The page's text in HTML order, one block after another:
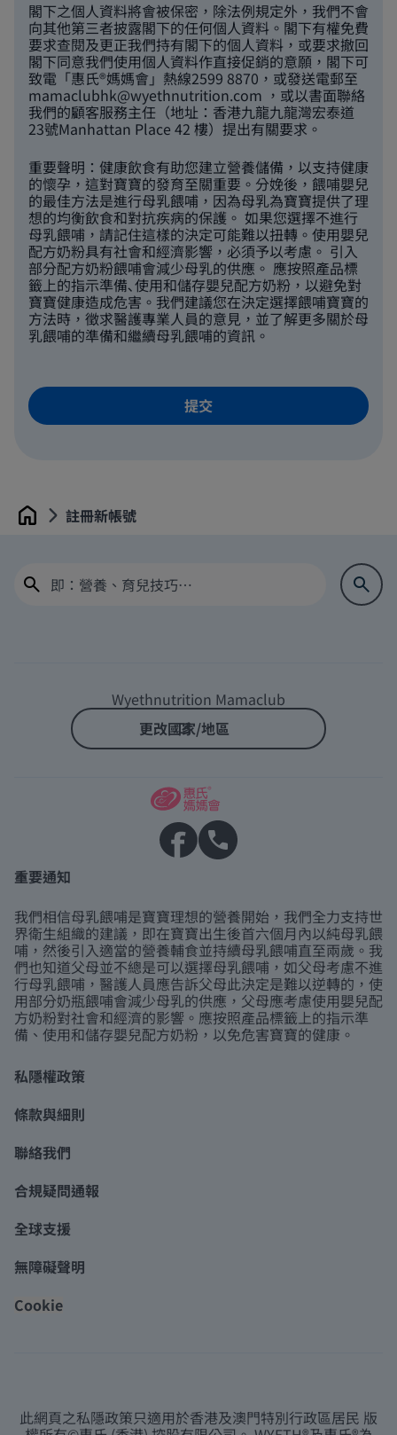
閣下之個人資料將會被保密，除法例規定外，我們不會
向其他第三者披露閣下的任何個人資料。閣下有權免費
要求查閱及更正我們持有閣下的個人資料，或要求撤回
閣下同意我們使用個人資料作直接促銷的意願，閣下可
致電「惠氏®媽媽會」熱線2599 8870，或發送電郵至
mamaclubhk@wyethnutrition.com ，或以書面聯絡
我們的顧客服務主任（地址：香港九龍九龍灣宏泰道
23號Manhattan Place 42 樓）提出有關要求。
重要聲明：健康飲食有助您建立營養儲備，以支持健康
的懷孕，這對寶寶的發育至關重要。分娩後，餵哺嬰兒
的最佳方法是進行母乳餵哺，因為母乳為寶寶提供了理
想的均衡飲食和對抗疾病的保護。 如果您選擇不進行
母乳餵哺，請記住這樣的決定可能難以扭轉。使用嬰兒
配方奶粉具有社會和經濟影響，必須予以考慮。 引入
部分配方奶粉餵哺會減少母乳的供應。 應按照產品標
籤上的指示準備､使用和儲存嬰兒配方奶粉，以避免對
寶寶健康造成危害。我們建議您在決定選擇餵哺寶寶的
方法時，徵求醫護專業人員的意見，並了解更多關於母
乳餵哺的準備和繼續母乳餵哺的資訊。
Home 註冊新帳號
Wyethnutrition Mamaclub
更改國家/地區
重要通知
我們相信母乳餵哺是寶寶理想的營養開始，我們全力支持世
界衛生組織的建議，即在寶寶出生後首六個月內以純母乳餵
哺，然後引入適當的營養輔食並持續母乳餵哺直至兩歲。我
們也知道父母並不總是可以選擇母乳餵哺，如父母考慮不進
行母乳餵哺，醫護人員應告訴父母此決定是難以逆轉的，使
用部分奶瓶餵哺會減少母乳的供應，父母應考慮使用嬰兒配
方奶粉對社會和經濟的影響。應按照產品標籤上的指示準
備、使用和儲存嬰兒配方奶粉，以免危害寶寶的健康。
私隱權政策
條款與細則
聯絡我們
合規疑問通報
全球支援
無障礙聲明
Cookie
此網頁之私隱政策只適用於香港及澳門特別行政區居民 版